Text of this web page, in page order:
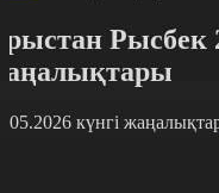
Рысбек
күнгі